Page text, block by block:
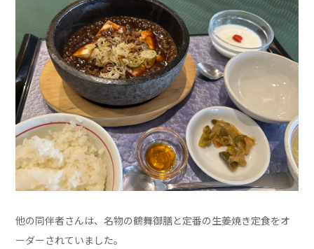
他の同伴者さんは、名物の鶴舞御膳と定番の生姜焼き定食をオ
ーダーされていました。